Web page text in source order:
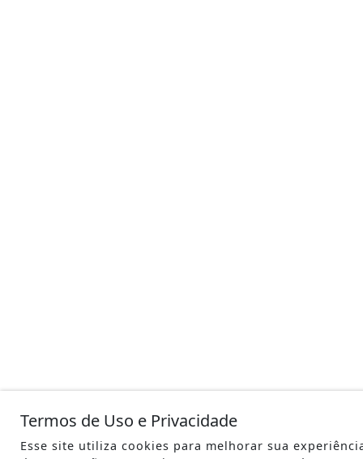
Termos de Uso e Privacidade
Esse site utiliza cookies para melhorar sua